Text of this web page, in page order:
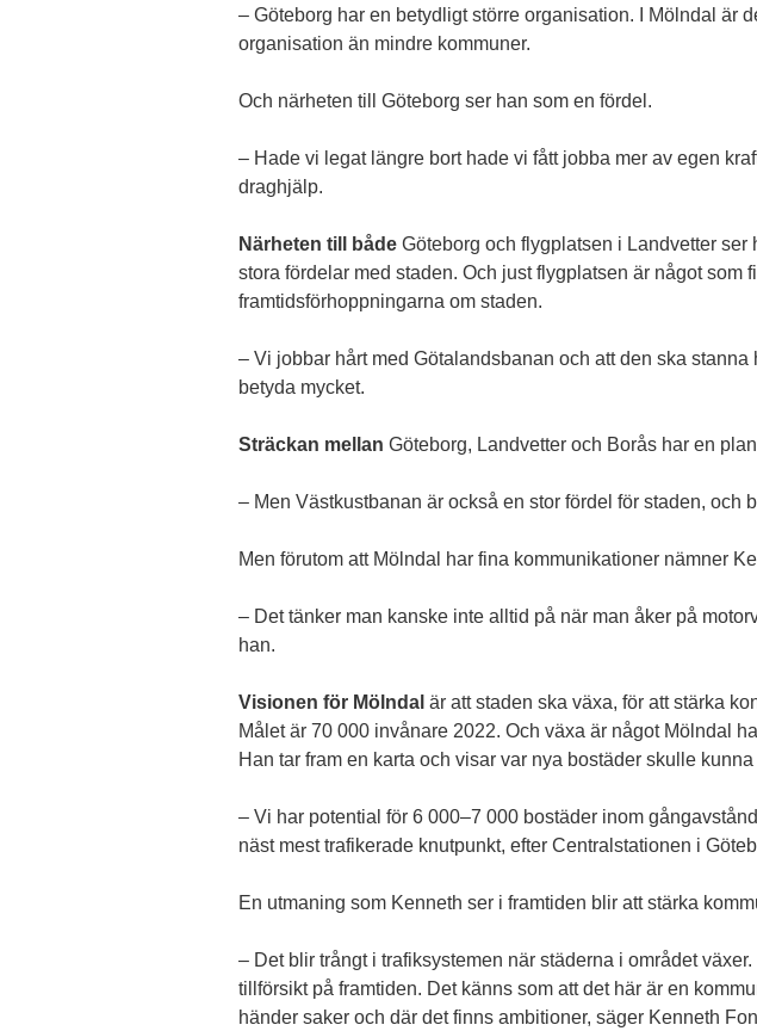
– Göteborg har en betydligt större organisation. I Mölndal är
organisation än mindre kommuner.
Och närheten till Göteborg ser han som en fördel.
– Hade vi legat längre bort hade vi fått jobba mer av egen
draghjälp.
Närheten till bådeGöteborg och flygplatsen i Landvetterser
stora fördelar med staden. Och just flygplatsen är något som
framtidsförhoppningarna om staden.
– Vi jobbar hårt med Götalandsbanan och att den ska
betyda mycket.
Sträckan mellan Göteborg, Landvetter och Boråshar en
– Men Västkustbanan är också en stor fördel för staden, och
Men förutom att Mölndal har fina kommunikationer nämner
– Det tänker man kanske inte alltid på när man åker på
han.
Visionen för Mölndal är att staden ska växa, för att stärka
Målet är 70 000 invånare 2022. Och växa är något Mölndal
Han tar fram en karta och visar var nya bostäder skulle
– Vi har potential för 6 000–7 000 bostäder inom
näst mest trafikerade knutpunkt, efter Centralstationen i
En utmaning som Kenneth ser i framtiden blir att stärka
– Det blir trångt i trafiksystemen när städerna i området växer.
tillförsikt på framtiden. Det känns som att det här är en
händer saker och där det finns ambitioner, säger Kenneth